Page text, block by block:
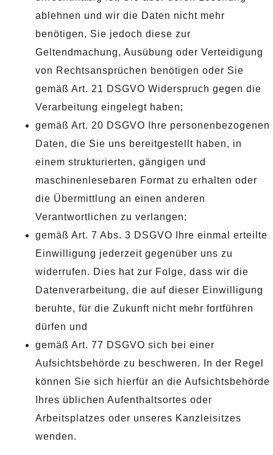
ablehnen und wir die Daten nicht mehr
benötigen, Sie jedoch diese zur
Geltendmachung, Ausübung oder Verteidigung
von Rechtsansprüchen benötigen oder Sie
gemäß Art. 21 DSGVO Widerspruch gegen die
Verarbeitung eingelegt haben;
gemäß Art. 20 DSGVO Ihre personenbezogenen
Daten, die Sie uns bereitgestellt haben, in
einem strukturierten, gängigen und
maschinenlesebaren Format zu erhalten oder
die Übermittlung an einen anderen
Verantwortlichen zu verlangen;
gemäß Art. 7 Abs. 3 DSGVO Ihre einmal erteilte
Einwilligung jederzeit gegenüber uns zu
widerrufen. Dies hat zur Folge, dass wir die
Datenverarbeitung, die auf dieser Einwilligung
beruhte, für die Zukunft nicht mehr fortführen
dürfen und
gemäß Art. 77 DSGVO sich bei einer
Aufsichtsbehörde zu beschweren. In der Regel
können Sie sich hierfür an die Aufsichtsbehörde
Ihres üblichen Aufenthaltsortes oder
Arbeitsplatzes oder unseres Kanzleisitzes
wenden.